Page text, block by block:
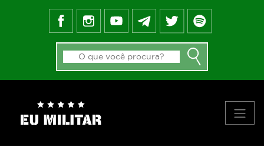
FEED DO BLOG
GALERIA DE APROVADOS
NOTÍCIAS
MATERIAIS
PRINCIPAIS VÍDEOS
SOBRE NÓS